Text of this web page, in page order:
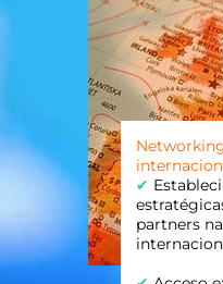
✔
partners